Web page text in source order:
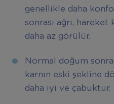
genellikle daha
sonrası ağrı, hareket
daha az görülür.
Normal doğum
karnın eski şekline
daha iyi ve çabuktur.